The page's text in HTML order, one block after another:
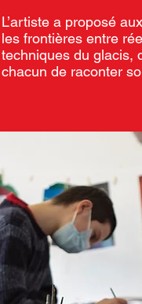
L’artiste a proposé
les frontières entre
techniques du glacis,
chacun de raconter